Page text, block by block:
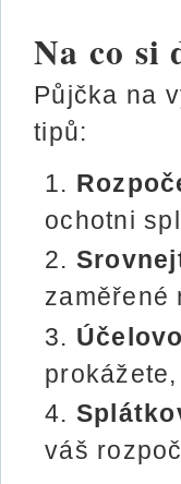
Na co si
Půjčka na
tipů:
ochotni
zaměřené
váš